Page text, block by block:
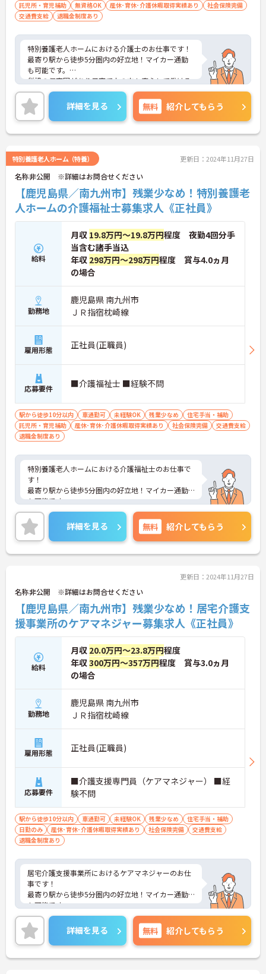
託児所・育児補助
無資格OK 産休･育休･介護休暇取得実績あり
社会保険完備
交通費支給
退職金制度あり
特別養護老人ホームにおける介護士のお仕事です！
最寄り駅から徒歩5分圏内の好立地！マイカー通勤
も可能です。
併設の保育園があり子育て中の方も安心して働ける
環境です！
ご興味ある方には、面接のポイントなど、さらに詳
細をお話致しますのでお気軽にご相談ください。
詳細を見る 無料 紹介してもらう
特別養護老人ホーム（特養） 更新日：2024年11月27日
名称非公開 ※詳細はお問合せください
【鹿児島県／南九州市】残業少なめ！特別養護老
人ホームの介護福祉士募集求人《正社員》
給料
月収 19.8万円～19.8万円程度 夜勤4回分手
当含む諸手当込
年収 298万円～298万円程度 賞与4.0ヵ月
の場合
勤務地
鹿児島県 南九州市
ＪＲ指宿枕崎線
雇用形態 正社員(正職員)
応募要件 ■介護福祉士 ■経験不問
駅から徒歩10分以内 車通勤可 未経験OK 残業少なめ
住宅手当・補助
託児所・育児補助
産休･育休･介護休暇取得実績あり 社会保険完備
交通費支給
退職金制度あり
特別養護老人ホームにおける介護福祉士のお仕事で
す！
最寄り駅から徒歩5分圏内の好立地！マイカー通勤
も可能です。
併設の保育園があり子育て中の方も安心して働ける
環境です！
ご興味ある方には、面接のポイントなど、さらに詳
細をお話致しますのでお気軽にご相談ください。
詳細を見る 無料 紹介してもらう
更新日：2024年11月27日
名称非公開 ※詳細はお問合せください
【鹿児島県／南九州市】残業少なめ！居宅介護支
援事業所のケアマネジャー募集求人《正社員》
給料
月収 20.0万円～23.8万円程度
年収300万円～357万円程度 賞与3.0ヵ月
の場合
勤務地
鹿児島県 南九州市
ＪＲ指宿枕崎線
雇用形態 正社員(正職員)
応募要件
■介護支援専門員（ケアマネジャー） ■経
験不問
駅から徒歩10分以内 車通勤可 未経験OK 残業少なめ
住宅手当・補助
日勤のみ
産休･育休･介護休暇取得実績あり 社会保険完備
交通費支給
退職金制度あり
居宅介護支援事業所におけるケアマネジャーのお仕
事です！
最寄り駅から徒歩5分圏内の好立地！マイカー通勤
も可能です。
日勤帯のみのお仕事で残業少なめ！週休2日か3日で
選択可能なのでプライベートと両立しながら働けま
す。
ご興味ある方には、面接のポイントなど、さらに詳
細をお話致しますのでお気軽にご相談ください。
詳細を見る 無料 紹介してもらう